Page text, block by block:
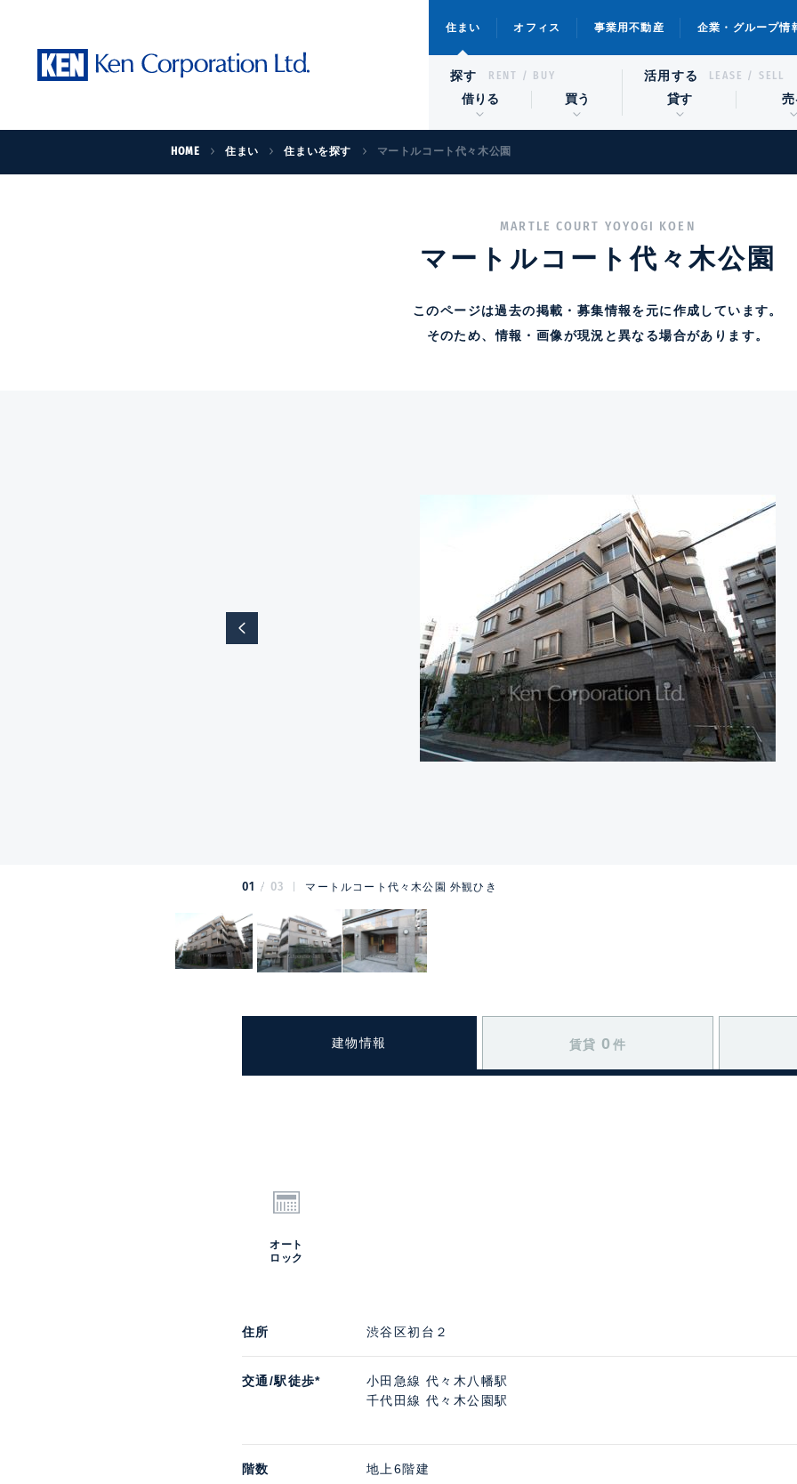
住まい オフィス 事業用不動産 企業・グループ情
探す RENT / BUY
借りる 買う
活用する LEASE / SELL
貸す 売
HOME 住まい 住まいを探す マートルコート代々木公園
MARTLE COURT YOYOGI KOEN
マートルコート代々木公園
このページは過去の掲載・募集情報を元に作成しています。
そのため、情報・画像が現況と異なる場合があります。
01 03 マートルコート代々木公園 外観ひき
建物情報 賃貸 0 件
オート
ロック
住所 渋谷区初台２
交通/駅徒歩*
小田急線 代々木八幡駅
千代田線 代々木公園駅
階数 地上6階建